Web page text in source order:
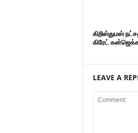
கிறிஸ்துமஸ்
கிரேட்
LEAVE A